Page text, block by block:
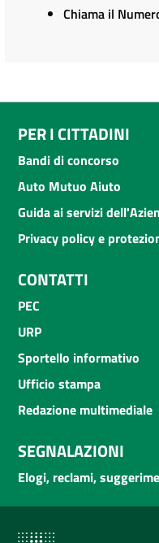
Chiama il
PER I CITTADINI
Bandi di concorso
Auto Mutuo Aiuto
Guida ai servizi
Privacy policy e
CONTATTI
PEC
URP
Sportello informativo
Ufficio stampa
Redazione multimediale
SEGNALAZIONI
Elogi, reclami,